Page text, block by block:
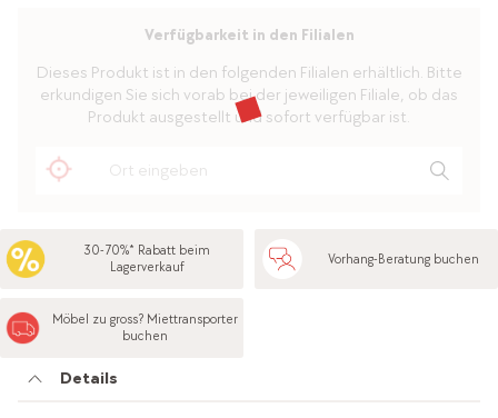
Verfügbarkeit in den Filialen
Dieses Produkt ist in den folgenden Filialen erhältlich. Bitte
erkundigen Sie sich vorab bei der jeweiligen Filiale, ob das
Produkt ausgestellt und sofort verfügbar ist.
30-70%* Rabatt beim
Lagerverkauf
Vorhang-Beratung buchen
Möbel zu gross? Miettransporter
buchen
Details